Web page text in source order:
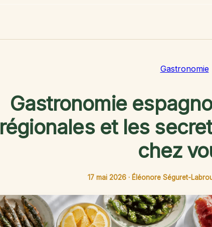
Gastronomie
Gastronomie
régionales et les
chez
17 mai 2026 · Éléonore Séguret-